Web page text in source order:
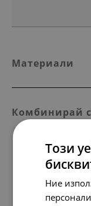
Материали
Комбинирай
Този
Ние